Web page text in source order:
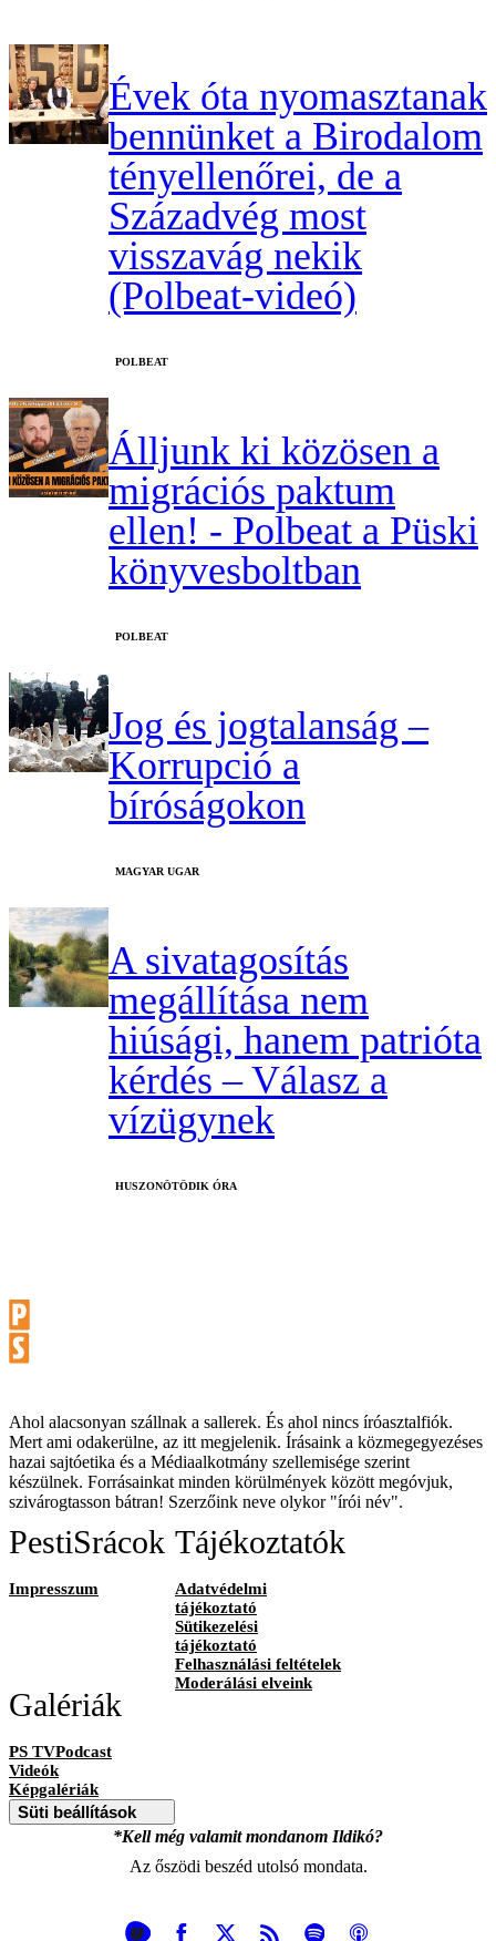
Évek óta nyomasztanak
bennünket a Birodalom
tényellenőrei, de a
Századvég most
visszavág nekik
(Polbeat-videó)
‎POLBEAT
Álljunk ki közösen a
migrációs paktum
ellen! - Polbeat a Püski
könyvesboltban
‎POLBEAT
Jog és jogtalanság –
Korrupció a
bíróságokon
MAGYAR UGAR
A sivatagosítás
megállítása nem
hiúsági, hanem patrióta
kérdés – Válasz a
vízügynek
HUSZONÖTÖDIK ÓRA
Ahol alacsonyan szállnak a sallerek. És ahol nincs íróasztalfiók.
Mert ami odakerülne, az itt megjelenik. Írásaink a közmegegyezéses
hazai sajtóetika és a Médiaalkotmány szellemisége szerint
készülnek. Forrásainkat minden körülmények között megóvjuk,
szivárogtasson bátran! Szerzőink neve olykor "írói név".
PestiSrácok
Impresszum
Tájékoztatók
Adatvédelmi
tájékoztató
Sütikezelési
tájékoztató
Felhasználási feltételek
Moderálási elveink
Galériák
PS TVPodcast
Videók
Képgalériák
Süti beállítások
*Kell még valamit mondanom Ildikó?
Az őszödi beszéd utolsó mondata.